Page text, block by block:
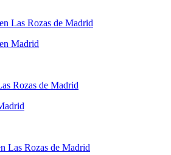
Las Rozas de Madrid
Madrid
Rozas de Madrid
Las Rozas de Madrid